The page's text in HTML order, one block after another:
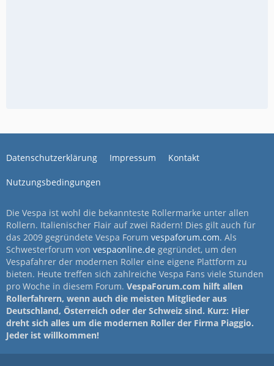
Datenschutzerklärung Impressum Kontakt
Nutzungsbedingungen
Die Vespa ist wohl die bekannteste Rollermarke unter allen
Rollern. Italienischer Flair auf zwei Rädern! Dies gilt auch für
das 2009 gegründete Vespa Forum vespaforum.com. Als
Schwesterforum von vespaonline.de gegründet, um den
Vespafahrer der modernen Roller eine eigene Plattform zu
bieten. Heute treffen sich zahlreiche Vespa Fans viele Stunden
pro Woche in diesem Forum. VespaForum.com hilft allen
Rollerfahrern, wenn auch die meisten Mitglieder aus
Deutschland, Österreich oder der Schweiz sind. Kurz: Hier
dreht sich alles um die modernen Roller der Firma Piaggio.
Jeder ist willkommen!